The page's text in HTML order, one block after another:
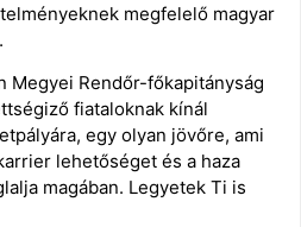
megfelelő magyar
Megyei Rendőr-főkapitányság
fiataloknak kínál
egy olyan jövőre, ami
lehetőséget és a haza
magában. Legyetek Ti is